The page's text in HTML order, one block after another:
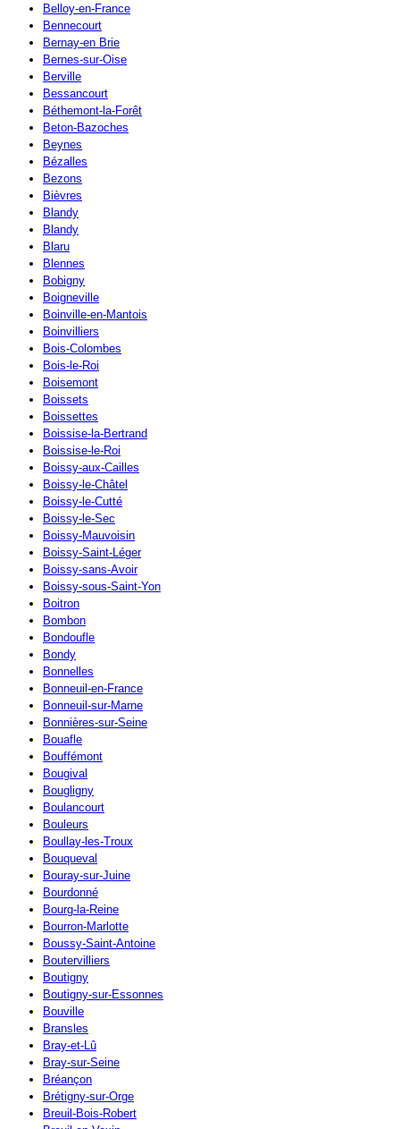
Belloy-en-France
Bennecourt
Bernay-en Brie
Bernes-sur-Oise
Berville
Bessancourt
Béthemont-la-Forêt
Beton-Bazoches
Beynes
Bézalles
Bezons
Bièvres
Blandy
Blandy
Blaru
Blennes
Bobigny
Boigneville
Boinville-en-Mantois
Boinvilliers
Bois-Colombes
Bois-le-Roi
Boisemont
Boissets
Boissettes
Boissise-la-Bertrand
Boissise-le-Roi
Boissy-aux-Cailles
Boissy-le-Châtel
Boissy-le-Cutté
Boissy-le-Sec
Boissy-Mauvoisin
Boissy-Saint-Léger
Boissy-sans-Avoir
Boissy-sous-Saint-Yon
Boitron
Bombon
Bondoufle
Bondy
Bonnelles
Bonneuil-en-France
Bonneuil-sur-Marne
Bonnières-sur-Seine
Bouafle
Bouffémont
Bougival
Bougligny
Boulancourt
Bouleurs
Boullay-les-Troux
Bouqueval
Bouray-sur-Juine
Bourdonné
Bourg-la-Reine
Bourron-Marlotte
Boussy-Saint-Antoine
Boutervilliers
Boutigny
Boutigny-sur-Essonnes
Bouville
Bransles
Bray-et-Lû
Bray-sur-Seine
Bréançon
Brétigny-sur-Orge
Breuil-Bois-Robert